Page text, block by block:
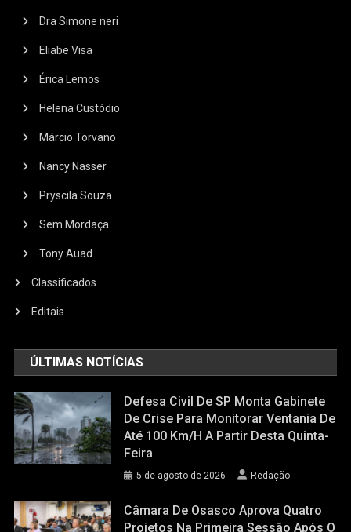
Dra Simone neri
Eliabe Visa
Érica Lemos
Helena Custódio
Márcio Torvano
Nancy Nasser
Pryscila Souza
Sem Mordaça
Tony Auad
Classificados
Editais
ÚLTIMAS NOTÍCIAS
Defesa Civil De SP Monta Gabinete
De Crise Para Monitorar Ventania De
Até 100 Km/h A Partir Desta Quinta-
Feira
5 de agosto de 2026 Redação
Câmara De Osasco Aprova Quatro
Projetos Na Primeira Sessão Após O